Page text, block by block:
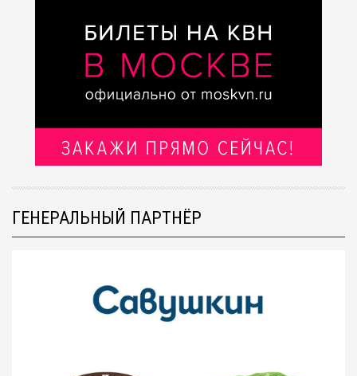
ГЕНЕРАЛЬНЫЙ ПАРТНЁР